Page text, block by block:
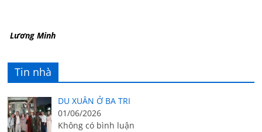
Lương Minh
Tin nhà
DU XUÂN Ở BA TRI
01/06/2026
Không có bình luận